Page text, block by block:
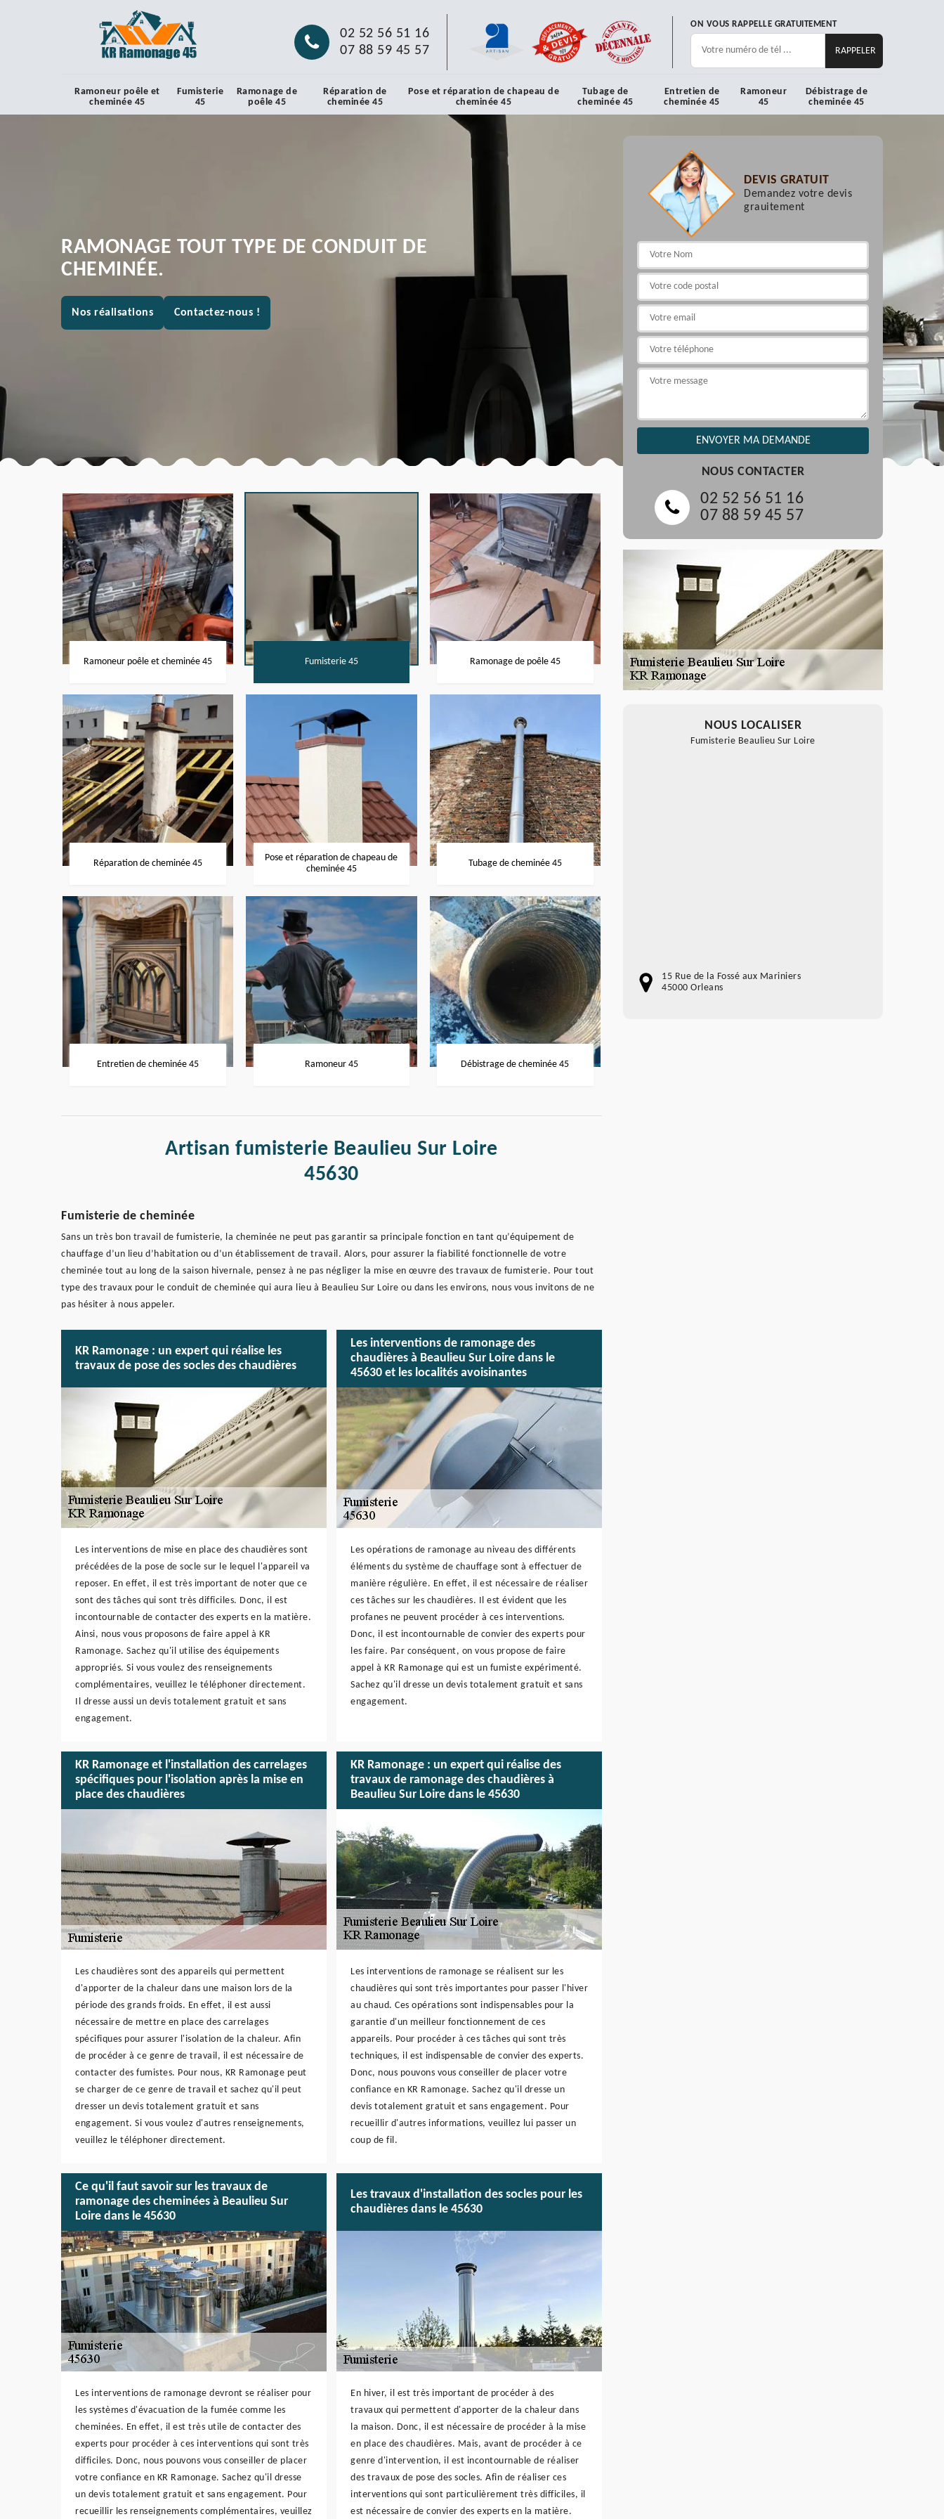
02 52 56 51 16
07 88 59 45 57
ON VOUS RAPPELLE GRATUITEMENT
Ramoneur poêle et
cheminée 45
Fumisterie
45
Ramonage de
poêle 45
Réparation de
cheminée 45
Pose et réparation de chapeau de
cheminée 45
Tubage de
cheminée 45
Entretien de
cheminée 45
Ramoneur
45
Débistrage de
cheminée 45
RAMONAGE TOUT TYPE DE CONDUIT DE
CHEMINÉE.
Nos réalisations Contactez-nous !
Ramoneur poêle et cheminée 45 Fumisterie 45 Ramonage de poêle 45
Réparation de cheminée 45
Pose et réparation de chapeau de
cheminée 45
Tubage de cheminée 45
Entretien de cheminée 45 Ramoneur 45 Débistrage de cheminée 45
Artisan fumisterie Beaulieu Sur Loire
45630
Fumisterie de cheminée
Sans un très bon travail de fumisterie, la cheminée ne peut pas garantir sa principale fonction en tant qu’équipement de
chauffage d’un lieu d’habitation ou d’un établissement de travail. Alors, pour assurer la fiabilité fonctionnelle de votre
cheminée tout au long de la saison hivernale, pensez à ne pas négliger la mise en œuvre des travaux de fumisterie. Pour tout
type des travaux pour le conduit de cheminée qui aura lieu à Beaulieu Sur Loire ou dans les environs, nous vous invitons de ne
pas hésiter à nous appeler.
KR Ramonage : un expert qui réalise les
travaux de pose des socles des chaudières
Les interventions de mise en place des chaudières sont
précédées de la pose de socle sur le lequel l'appareil va
reposer. En effet, il est très important de noter que ce
sont des tâches qui sont très difficiles. Donc, il est
incontournable de contacter des experts en la matière.
Ainsi, nous vous proposons de faire appel à KR
Ramonage. Sachez qu'il utilise des équipements
appropriés. Si vous voulez des renseignements
complémentaires, veuillez le téléphoner directement.
Il dresse aussi un devis totalement gratuit et sans
engagement.
Les interventions de ramonage des
chaudières à Beaulieu Sur Loire dans le
45630 et les localités avoisinantes
Les opérations de ramonage au niveau des différents
éléments du système de chauffage sont à effectuer de
manière régulière. En effet, il est nécessaire de réaliser
ces tâches sur les chaudières. Il est évident que les
profanes ne peuvent procéder à ces interventions.
Donc, il est incontournable de convier des experts pour
les faire. Par conséquent, on vous propose de faire
appel à KR Ramonage qui est un fumiste expérimenté.
Sachez qu'il dresse un devis totalement gratuit et sans
engagement.
KR Ramonage et l'installation des carrelages
spécifiques pour l'isolation après la mise en
place des chaudières
Les chaudières sont des appareils qui permettent
d'apporter de la chaleur dans une maison lors de la
période des grands froids. En effet, il est aussi
nécessaire de mettre en place des carrelages
spécifiques pour assurer l'isolation de la chaleur. Afin
de procéder à ce genre de travail, il est nécessaire de
contacter des fumistes. Pour nous, KR Ramonage peut
se charger de ce genre de travail et sachez qu'il peut
dresser un devis totalement gratuit et sans
engagement. Si vous voulez d'autres renseignements,
veuillez le téléphoner directement.
KR Ramonage : un expert qui réalise des
travaux de ramonage des chaudières à
Beaulieu Sur Loire dans le 45630
Les interventions de ramonage se réalisent sur les
chaudières qui sont très importantes pour passer l'hiver
au chaud. Ces opérations sont indispensables pour la
garantie d'un meilleur fonctionnement de ces
appareils. Pour procéder à ces tâches qui sont très
techniques, il est indispensable de convier des experts.
Donc, nous pouvons vous conseiller de placer votre
confiance en KR Ramonage. Sachez qu'il dresse un
devis totalement gratuit et sans engagement. Pour
recueillir d'autres informations, veuillez lui passer un
coup de fil.
Ce qu'il faut savoir sur les travaux de
ramonage des cheminées à Beaulieu Sur
Loire dans le 45630
Les interventions de ramonage devront se réaliser pour
les systèmes d'évacuation de la fumée comme les
cheminées. En effet, il est très utile de contacter des
experts pour procéder à ces interventions qui sont très
difficiles. Donc, nous pouvons vous conseiller de placer
votre confiance en KR Ramonage. Sachez qu'il dresse
un devis totalement gratuit et sans engagement. Pour
recueillir les renseignements complémentaires, veuillez
Les travaux d'installation des socles pour les
chaudières dans le 45630
En hiver, il est très important de procéder à des
travaux qui permettent d'apporter de la chaleur dans
la maison. Donc, il est nécessaire de procéder à la mise
en place des chaudières. Mais, avant de procéder à ce
genre d'intervention, il est incontournable de réaliser
des travaux de pose des socles. Afin de réaliser ces
interventions qui sont particulièrement très difficiles, il
est nécessaire de convier des experts en la matière.
DEVIS GRATUIT
Demandez votre devis
grauitement
NOUS CONTACTER
02 52 56 51 16
07 88 59 45 57
NOUS LOCALISER
Fumisterie Beaulieu Sur Loire
15 Rue de la Fossé aux Mariniers
45000 Orleans